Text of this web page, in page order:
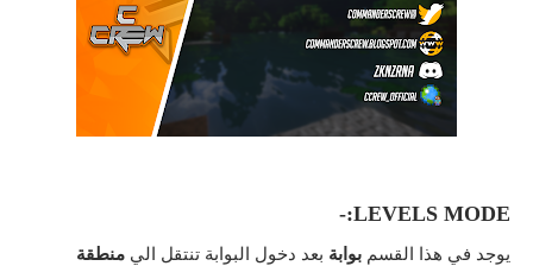
LEVELS MODE:-
يوجد في هذا القسم بوابة بعد دخول البوابة تنتقل الي منطقة